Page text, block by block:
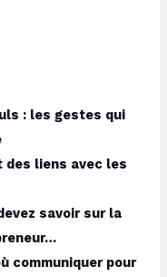
: les gestes qui
des liens avec les
savoir sur la
communiquer pour